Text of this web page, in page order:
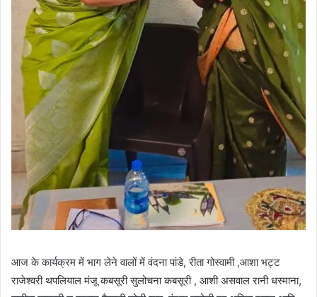
आज के कार्यक्रम में भाग लेने वालों में वंदना पांडे, रीता गोस्वामी ,आशा भट्ट
राजेश्वरी थपलियाल मंजू कबसूरी सुलोचना कबसूरी , आशी असवाल रानी धस्माना,